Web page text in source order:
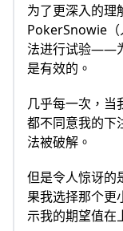
为了更深入的理
PokerSnowie（
法进行试验——
是有效的。
几乎每一次，当
都不同意我的下
法被破解。
但是令人惊讶的
果我选择那个更
示我的期望值在